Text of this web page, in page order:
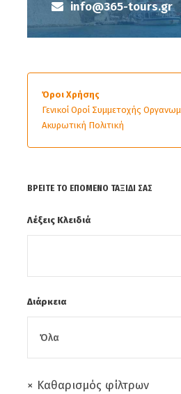
info@365-tours.gr
Όροι Χρήσης
Γενικοί Οροί Συμμετοχής
Ακυρωτική Πολιτική
ΒΡΕΊΤΕ ΤΟ ΕΠΌΜΕΝΟ ΤΑΞΊΔΙ ΣΑΣ
Λέξεις Κλειδιά
Διάρκεια
× Καθαρισμός φίλτρων
Η ανωτέρω τιμή περιλαμβάνει
Μετακίνηση με σύγχρονο
Η ανωτέρω τιμή ΔΕΝ
Φαγητό/ποτό ή οτιδήποτε
προαιρετικό.
Φωτογραφίες